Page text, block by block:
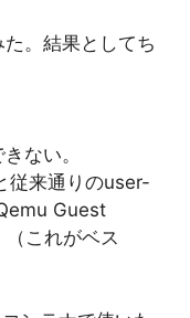
。結果としてち
ない。
従来通りのuser-
Guest
これがベス